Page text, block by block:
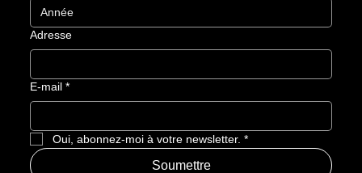
Adresse
E-mail *
Oui, abonnez-moi à votre newsletter. *
Soumettre